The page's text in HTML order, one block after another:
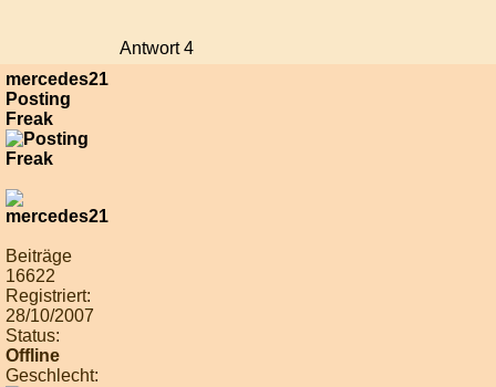
Antwort 4
mercedes21
Posting
Freak
Beiträge
16622
Registriert:
28/10/2007
Status:
Offline
Geschlecht: